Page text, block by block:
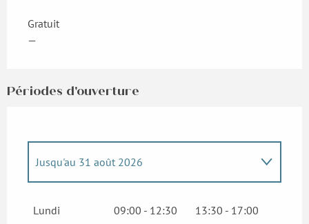
Gratuit
—
Périodes d'ouverture
Jusqu'au 31 août 2026
Lundi 09:00 - 12:30 13:30 - 17:00